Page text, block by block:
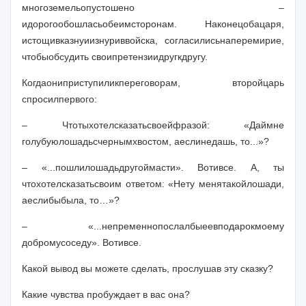
многоземельопустошено –
идорогообошласьобеимсторонам Наконецобацаря
истощивказнуиизнуриввойска согласилисьнаперемирие
чтобыобсудить своипретензиидругкдругу.
Когдаониприступиликпереговорам второйцарь
спросилпервого:
– Чтотыхотелсказатьсвоейфразой: «Даймне
голубуюлошадьсчернымхвостом аеслинедашь то »?
– « пошлилошадьдругоймасти». Вотивсе А, ты
чтохотелсказатьсвоим ответом:«Нету менятакойлошади
аеслибыбыла то »?
– « непременнопослалбыеевподарокмоему
добромусоседу» Вотивсе
Какой вывод вы можете сделать, прослушав эту сказку?
Какие чувства пробуждает в вас она?